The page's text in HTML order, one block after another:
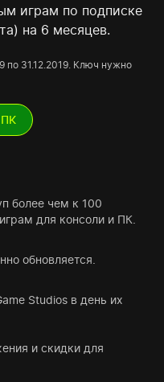
играм по подписке
на 6 месяцев.
по 31.12.2019. Ключ нужно
ПК
более чем к 100
для консоли и ПК.
обновляется.
Studios в день их
и скидки для